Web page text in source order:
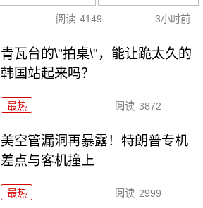
阅读 4149 3小时前
青瓦台的\"拍桌\"，能让跪太久的
韩国站起来吗？
最热 阅读 3872
美空管漏洞再暴露！特朗普专机
差点与客机撞上
最热 阅读 2999